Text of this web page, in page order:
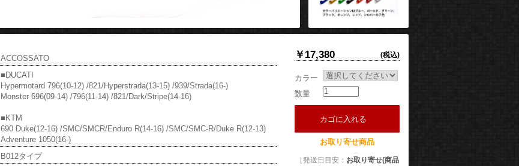
￥17,380 (税込)
カラー
数量
カゴに入れる
お取り寄せ商品
［発送日目安： お取り寄せ(商品
ACCOSSATO
■DUCATI
Hypermotard 796(10-12) /821/Hyperstrada(13-15) /939/Strada(16-)
Monster 696(09-14) /796(11-14) /821/Dark/Stripe(14-16)
■KTM
690 Duke(12-16) /SMC/SMCR/Enduro R(14-16) /SMC/SMC-R/Duke R(12-13)
Adventure 1050(16-)
B012タイプ